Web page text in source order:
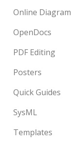
Online Diagram
OpenDocs
PDF Editing
Posters
Quick Guides
SysML
Templates